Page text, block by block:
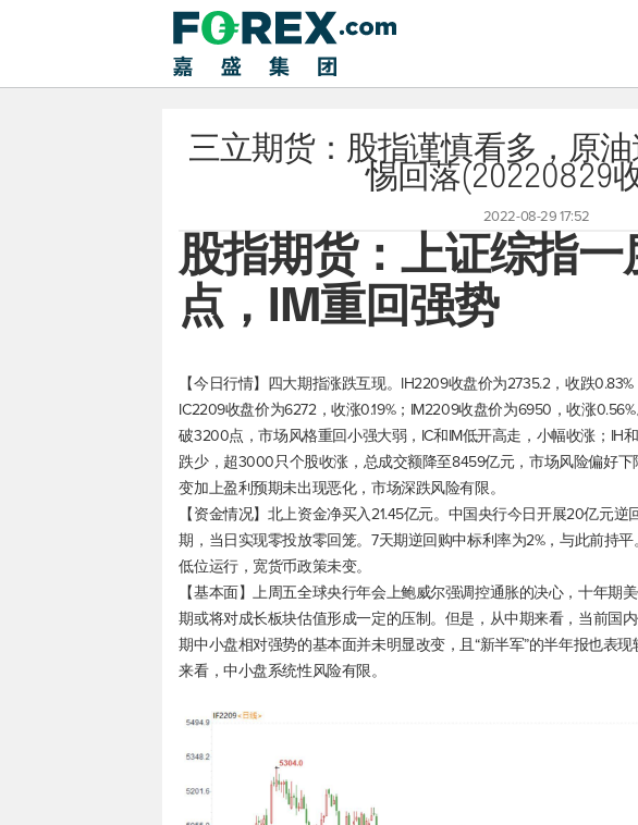
三立期货：股指谨慎看多，原
惕回落(20220829收
2022-08-29 17:52
股指期货：上证综指
点，IM重回强势
【今日行情】四大期指涨跌互现。IH2209收盘价为2735.2，收跌
IC2209收盘价为6272，收涨0.19%；IM2209收盘价为6950，收涨
破3200点，市场风格重回小强大弱，IC和IM低开高走，小幅收涨；IH
跌少，超3000只个股收涨，总成交额降至8459亿元，市场风险偏好
变加上盈利预期未出现恶化，市场深跌风险有限。
【资金情况】北上资金净买入21.45亿元。中国央行今日开展20亿元
期，当日实现零投放零回笼。7天期逆回购中标利率为2%，与此前持
低位运行，宽货币政策未变。
【基本面】上周五全球央行年会上鲍威尔强调控通胀的决心，十年期
期或将对成长板块估值形成一定的压制。但是，从中期来看，当前国
期中小盘相对强势的基本面并未明显改变，且“新半军”的半年报也表
来看，中小盘系统性风险有限。